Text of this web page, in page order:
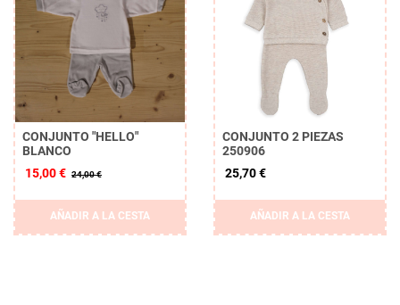
CONJUNTO "HELLO"
BLANCO
15,00 € 24,00 €
AÑADIR A LA CESTA
CONJUNTO 2 PIEZAS
250906
25,70 €
AÑADIR A LA CESTA